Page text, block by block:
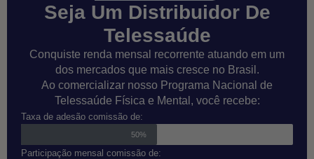
Seja Um Distribuidor De
Telessaúde
Conquiste renda mensal recorrente atuando em um
dos mercados que mais cresce no Brasil.
Ao comercializar nosso Programa Nacional de
Telessaúde Física e Mental, você recebe:
Taxa de adesão comissão de:
50%
Participação mensal comissão de: